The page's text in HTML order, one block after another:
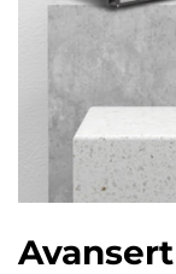
Avansert